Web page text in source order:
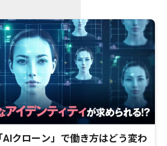
クローン」で働き方はどう変わ